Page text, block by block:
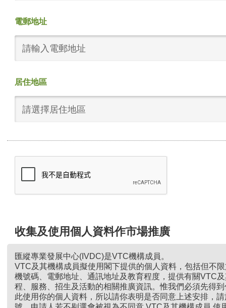
電郵地址
居住地區
請選擇居住地區
收集及使用個人資料作市場推廣
匯縱專業發展中心(IVDC)是VTC機構成員。
VTC及其機構成員擬使用閣下提供的個人資料，包括但不
機號碼、電郵地址、通訊地址及教育程度，提供有關VTC
程、服務、招生及活動的相關推廣資訊。惟我們必須先得
此使用你的個人資料，所以請你表明是否同意上述安排，